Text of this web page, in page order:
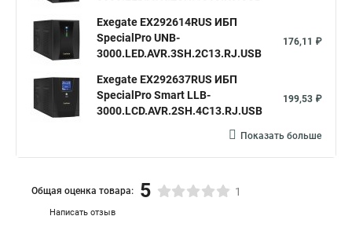
Exegate EX292614RUS ИБП
SpecialPro UNB-
3000.LED.AVR.3SH.2C13.RJ.USB
176,11 ₽
Exegate EX292637RUS ИБП
SpecialPro Smart LLB-
3000.LCD.AVR.2SH.4C13.RJ.USB
199,53 ₽
Показать больше
Написать отзыв
Общая оценка товара: 5 1